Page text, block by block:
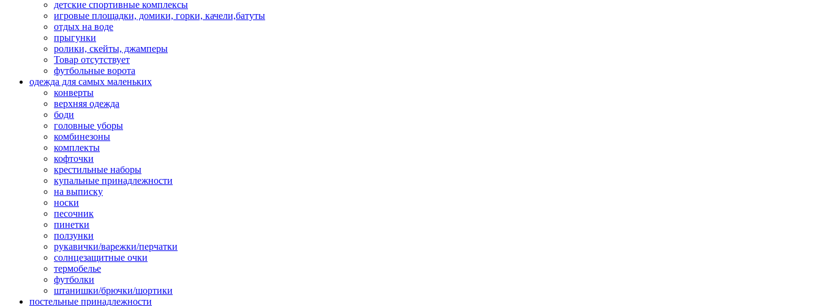
детские спортивные комплексы
игровые площадки, домики, горки, качели,батуты
отдых на воде
прыгунки
ролики, скейты, джамперы
Товар отсутствует
футбольные ворота
одежда для самых маленьких
конверты
верхняя одежда
боди
головные уборы
комбинезоны
комплекты
кофточки
крестильные наборы
купальные принадлежности
на выписку
носки
песочник
пинетки
ползунки
рукавички/варежки/перчатки
солнцезащитные очки
термобелье
футболки
штанишки/брючки/шортики
постельные принадлежности